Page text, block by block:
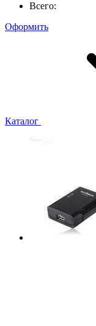
Всего:
Оформить
Каталог